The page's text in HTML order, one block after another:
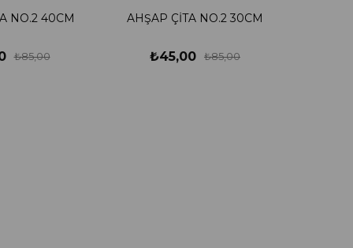
NO.2 40CM
₺85,00
AHŞAP ÇİTA NO.2 30CM
₺45,00 ₺85,00